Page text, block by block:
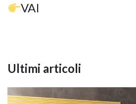
VAI
Ultimi articoli